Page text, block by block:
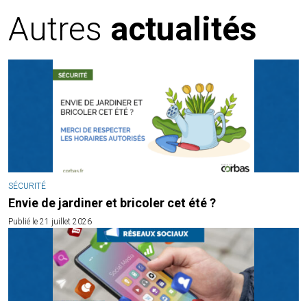
Autres actualités
SÉCURITÉ
Envie de jardiner et bricoler cet été ?
Publié le 21 juillet 2026